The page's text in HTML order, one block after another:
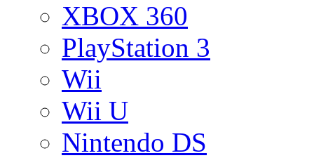
XBOX 360
PlayStation 3
Wii
Wii U
Nintendo DS